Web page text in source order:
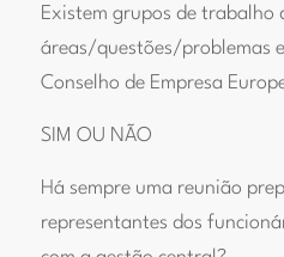
Existem grupos de trabalho
áreas/questões/problemas
Conselho de Empresa
SIM OU NÃO
Há sempre uma reunião
representantes dos